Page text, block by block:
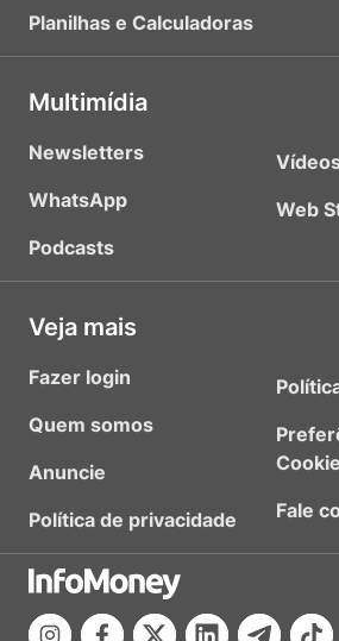
Planilhas e Calculadoras
Multimídia
Newsletters
WhatsApp
Podcasts
Web
Veja mais
Fazer login
Quem somos
Anuncie
Política de privacidade
Fale